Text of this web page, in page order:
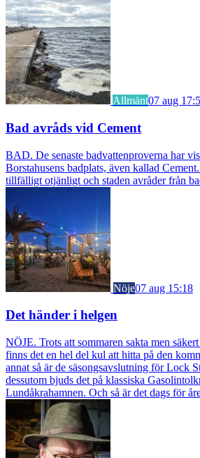
Allmänt07 aug
Bad avråds vid Cement
BAD. De senaste badvattenproverna har
Borstahusens badplats, även kallad
tillfälligt otjänligt och staden avråder från
Nöje07 aug 15:18
Det händer i helgen
NÖJE. Trots att sommaren sakta men
finns det en hel del kul att hitta på den
annat så är de säsongsavslutning för Lock
dessutom bjuds det på klassiska
Lundåkrahamnen. Och så är det dags för